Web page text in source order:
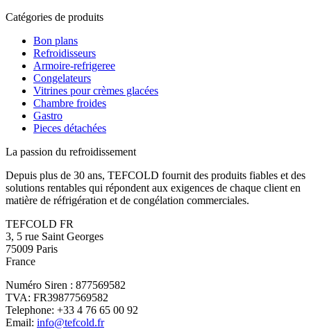
Catégories de produits
Bon plans
Refroidisseurs
Armoire-refrigeree
Congelateurs
Vitrines pour crèmes glacées
Chambre froides
Gastro
Pieces détachées
La passion du refroidissement
Depuis plus de 30 ans, TEFCOLD fournit des produits fiables et des
solutions rentables qui répondent aux exigences de chaque client en
matière de réfrigération et de congélation commerciales.
TEFCOLD FR
3, 5 rue Saint Georges
75009 Paris
France
Numéro Siren : 877569582
TVA: FR39877569582
Telephone: +33 4 76 65 00 92
Email: info@tefcold.fr